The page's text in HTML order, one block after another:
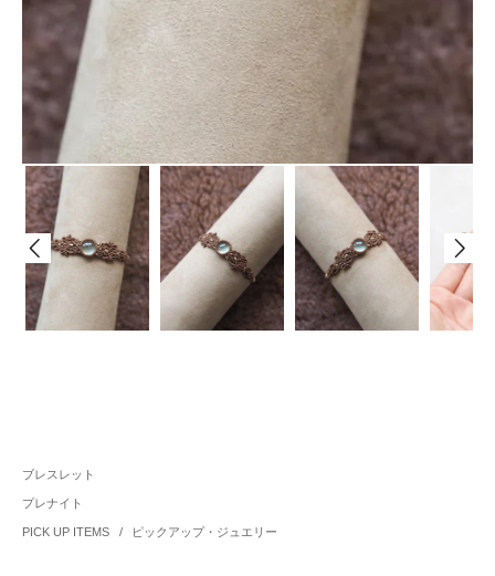
ブレスレット
プレナイト
PICK UP ITEMS / ピックアップ・ジュエリー